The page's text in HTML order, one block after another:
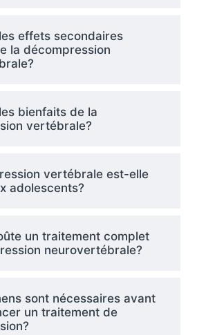
effets secondaires
la décompression
bienfaits de la
vertébrale?
vertébrale est-elle
adolescents?
un traitement complet
neurovertébrale?
sont nécessaires avant
un traitement de